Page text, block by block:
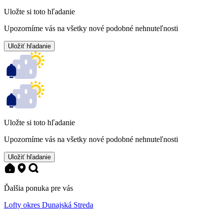
Uložte si toto hľadanie
Upozorníme vás na všetky nové podobné nehnuteľnosti
Uložiť hľadanie
Uložte si toto hľadanie
Upozorníme vás na všetky nové podobné nehnuteľnosti
Uložiť hľadanie
Ďalšia ponuka pre vás
Lofty okres Dunajská Streda